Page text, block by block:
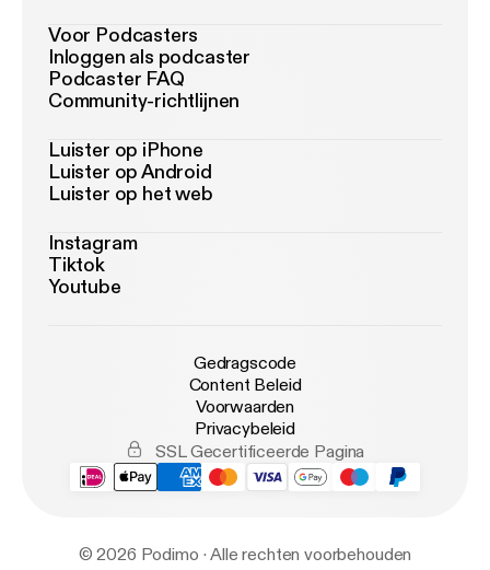
Voor Podcasters
Inloggen als podcaster
Podcaster FAQ
Community-richtlijnen
Luister op iPhone
Luister op Android
Luister op het web
Instagram
Tiktok
Youtube
Gedragscode
Content Beleid
Voorwaarden
Privacybeleid
SSL Gecertificeerde Pagina
© 2026 Podimo · Alle rechten voorbehouden